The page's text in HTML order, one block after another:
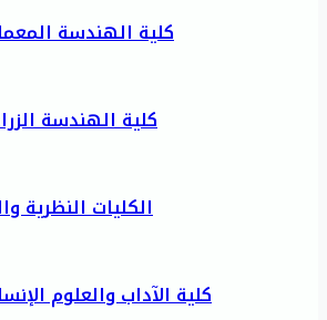
كلية الهندسة
كلية الهندسة
الكليات النظرية
كلية الآداب والعلوم